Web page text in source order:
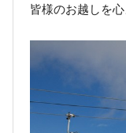
皆様のお越しを